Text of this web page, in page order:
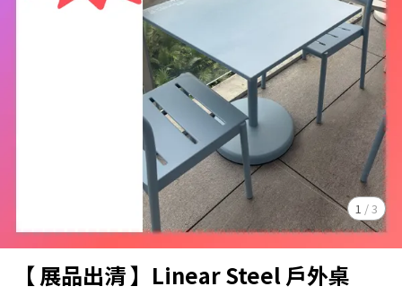
1 /3
【 展品出清 】Linear Steel 戶外桌